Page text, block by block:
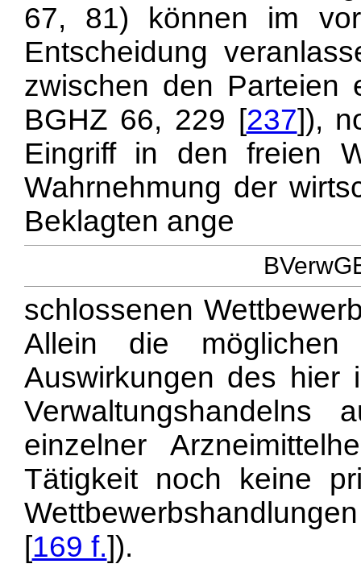
67, 81) können im
Entscheidung
zwischen den Parteien
BGHZ 66, 229 [237]),
Eingriff in den freien
Wahrnehmung der
Beklagten ange
schlossenen
Allein die möglichen
Auswirkungen des hier
Verwaltungshandelns
einzelner
Tätigkeit noch keine
[169 f.]).